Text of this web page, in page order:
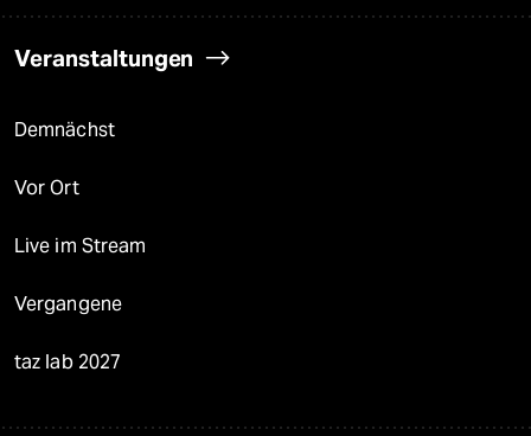
Veranstaltungen
Demnächst
Vor Ort
Live im Stream
Vergangene
taz lab 2027